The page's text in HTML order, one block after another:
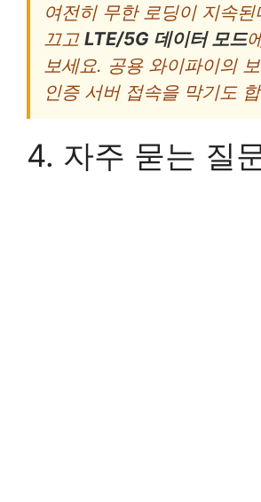
여전히 무한 로딩이 지속
끄고 LTE/5G 데이터 모드
보세요. 공용 와이파이의
인증 서버 접속을 막기도
4. 자주 묻는 질